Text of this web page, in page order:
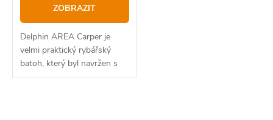
ůt
ů
ZOBRAZIT
Delphin AREA Carper je
velmi praktický rybářský
batoh, který byl navržen s
ohledem na praktické využití